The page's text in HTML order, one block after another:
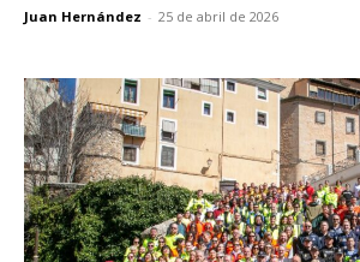
Juan Hernández - 25 de abril de 2026